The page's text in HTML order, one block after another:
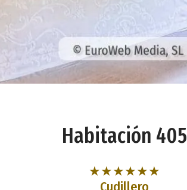
Habitación 405
★★★★★★
Cudillero